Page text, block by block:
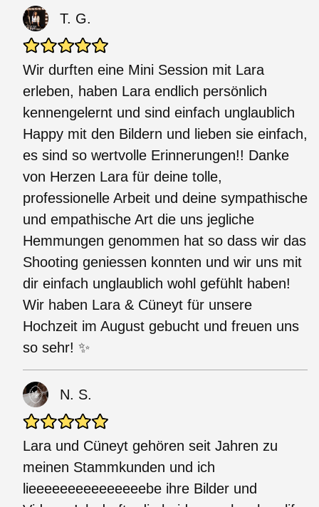
T. G.
Wir durften eine Mini Session mit Lara
erleben, haben Lara endlich persönlich
kennengelernt und sind einfach unglaublich
Happy mit den Bildern und lieben sie einfach,
es sind so wertvolle Erinnerungen!! Danke
von Herzen Lara für deine tolle,
professionelle Arbeit und deine sympathische
und empathische Art die uns jegliche
Hemmungen genommen hat so dass wir das
Shooting geniessen konnten und wir uns mit
dir einfach unglaublich wohl gefühlt haben!
Wir haben Lara & Cüneyt für unsere
Hochzeit im August gebucht und freuen uns
so sehr! ✨
N. S.
Lara und Cüneyt gehören seit Jahren zu
meinen Stammkunden und ich
lieeeeeeeeeeeeeeebe ihre Bilder und